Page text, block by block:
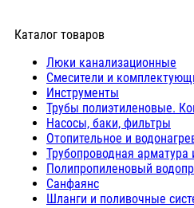
Каталог товаров
Люки канализационные
Cмесители и
Инструменты
Трубы полиэтиленовые.
Насосы, баки, фильтры
Отопительное и
Трубопроводная арматура
Полипропиленовый
Санфаянс
Шланги и поливочные